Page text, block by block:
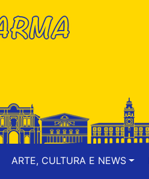
ARTE, CULTURA E NEWS